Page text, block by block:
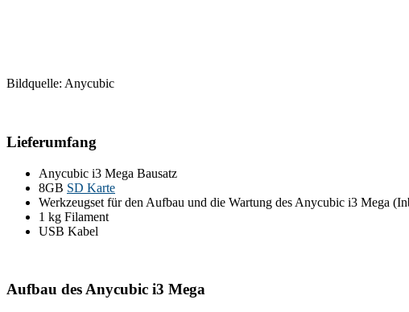
Bildquelle: Anycubic
Lieferumfang
Anycubic i3 Mega Bausatz
8GB SD Karte
Werkzeugset für den Aufbau und die Wartung des Anycubic i3 Mega
1 kg Filament
USB Kabel
Aufbau des Anycubic i3 Mega